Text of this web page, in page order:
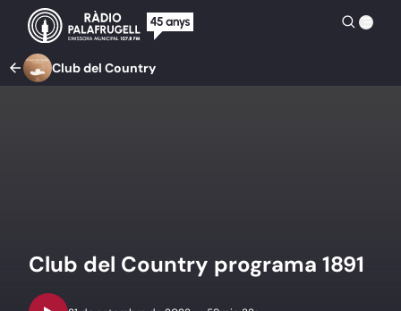
Club del Country
Club del Country programa 1891